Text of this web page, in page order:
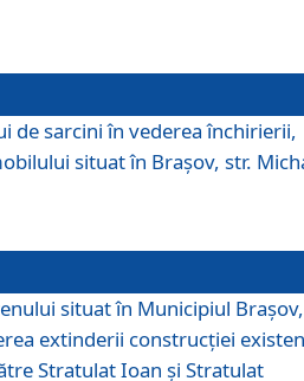
de sarcini în vederea închirierii,
situat în Braşov, str.
situat în Municipiul
extinderii construcţiei
Stratulat Ioan şi Stratulat